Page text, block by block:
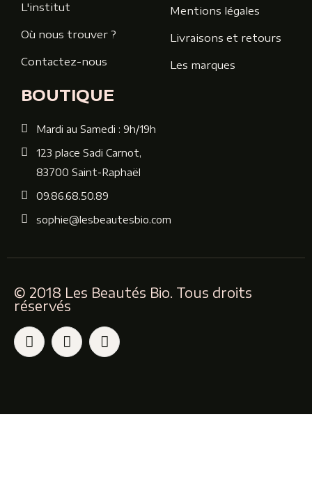
L'institut
Où nous trouver ?
Contactez-nous
Mentions légales
Livraisons et retours
Les marques
BOUTIQUE
Mardi au Samedi : 9h/19h
123 place Sadi Carnot,
83700 Saint-Raphaël
09.86.68.50.89
sophie@lesbeautesbio.com
© 2018 Les Beautés Bio. Tous droits
réservés